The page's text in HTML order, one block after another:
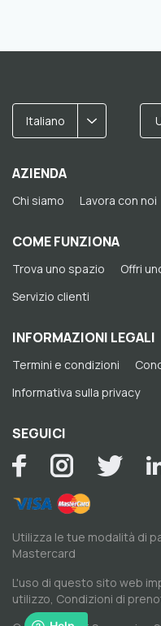
Italiano
AZIENDA
Chi siamo Lavora con noi
COME FUNZIONA
Trova uno spazio Offri
Servizio clienti
INFORMAZIONI LEGALI
Termini e condizioni
Informativa sulla privacy
SEGUICI
Utilizza le tue modalità di
Mastercard
L'uso di questo sito web
utilizzo, Condizioni di